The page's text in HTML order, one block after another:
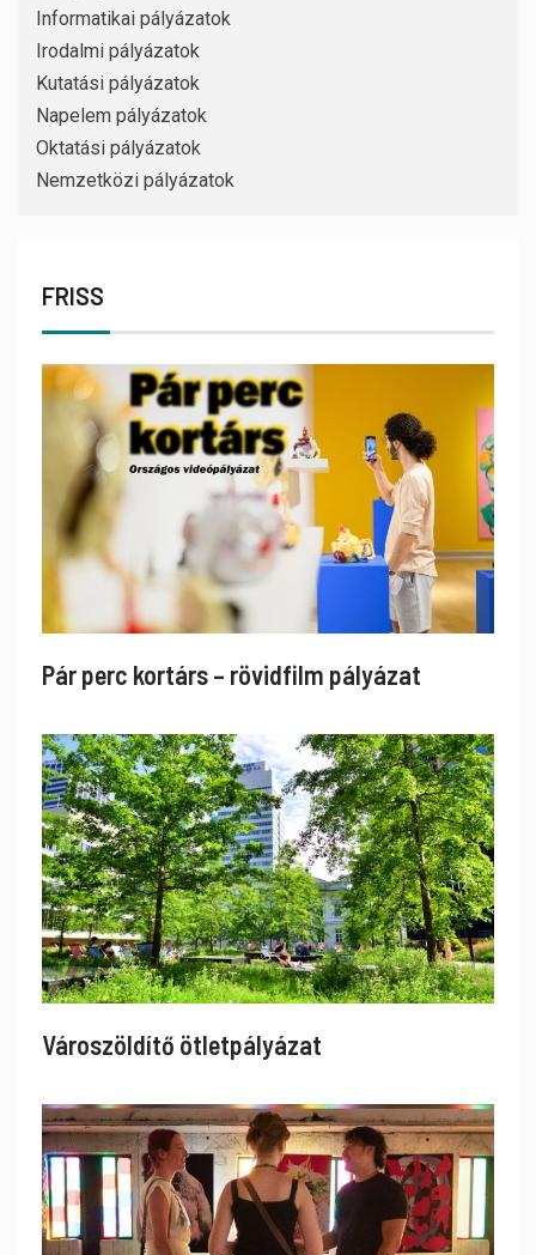
Informatikai pályázatok
Irodalmi pályázatok
Kutatási pályázatok
Napelem pályázatok
Oktatási pályázatok
Nemzetközi pályázatok
FRISS
Pár perc kortárs – rövidfilm pályázat
Városzöldítő ötletpályázat